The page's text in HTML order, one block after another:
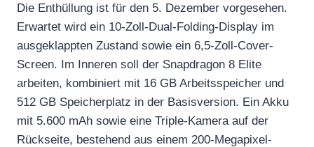
Die Enthüllung ist für den 5. Dezember vorgesehen.
Erwartet wird ein 10-Zoll-Dual-Folding-Display im
ausgeklappten Zustand sowie ein 6,5-Zoll-Cover-
Screen. Im Inneren soll der Snapdragon 8 Elite
arbeiten, kombiniert mit 16 GB Arbeitsspeicher und
512 GB Speicherplatz in der Basisversion. Ein Akku
mit 5.600 mAh sowie eine Triple-Kamera auf der
Rückseite, bestehend aus einem 200-Megapixel-